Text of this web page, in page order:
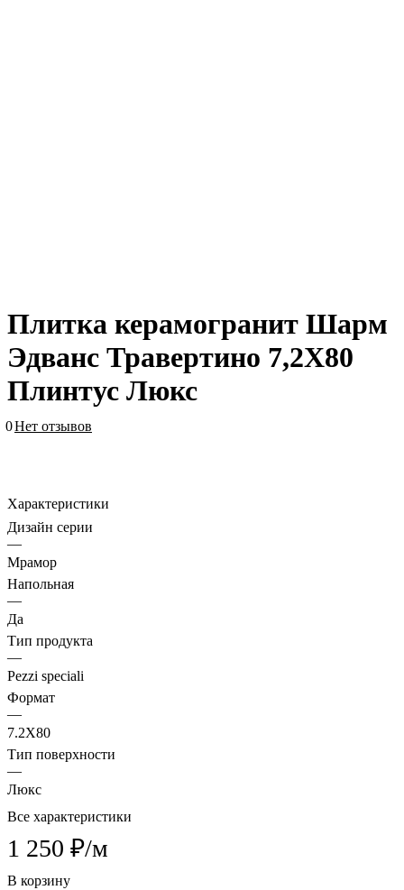
Плитка керамогранит Шарм
Эдванс Травертино 7,2X80
Плинтус Люкс
0Нет отзывов
Характеристики
Дизайн серии
—
Мрамор
Напольная
—
Да
Тип продукта
—
Pezzi speciali
Формат
—
7.2X80
Тип поверхности
—
Люкс
Все характеристики
1 250 ₽/м
В корзину